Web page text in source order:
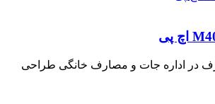
در اداره جات و مصارف خانگی طراحی